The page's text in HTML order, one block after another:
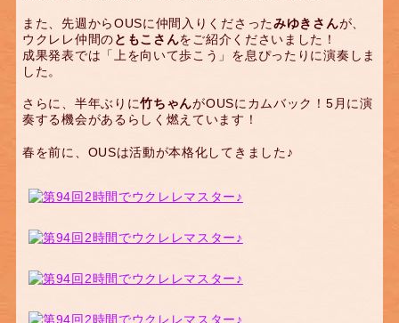
また、先週からOUSに仲間入りくださったみゆきさんが、
ウクレレ仲間のともこさんをご紹介くださいました！
成果発表では「上を向いて歩こう」を息ぴったりに演奏しま
した。
さらに、半年ぶりに竹ちゃんがOUSにカムバック！5月に演
奏する機会があるらしく燃えています！
春を前に、OUSは活動が本格化してきました♪